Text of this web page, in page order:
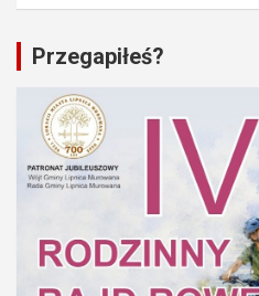
Przegapiłeś?